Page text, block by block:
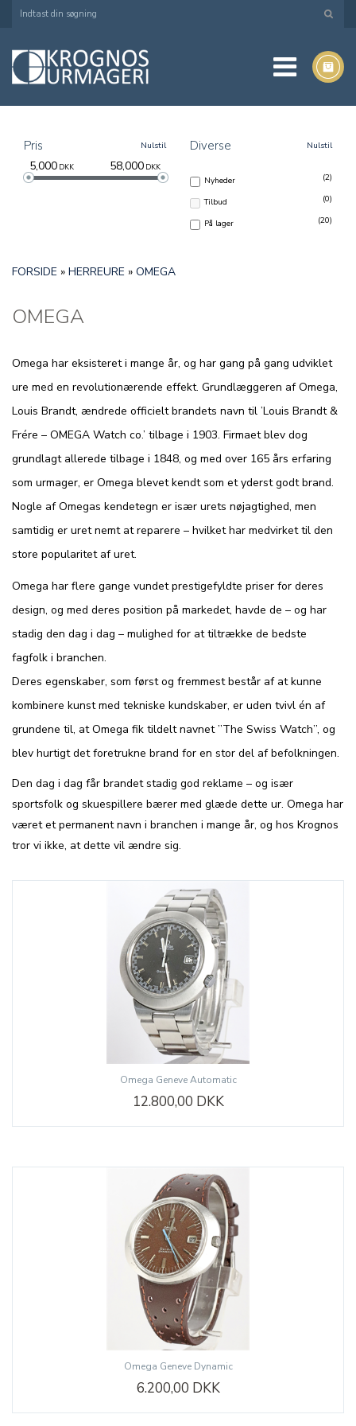
Pris Nulstil
5,000 DKK 58,000 DKK
Diverse Nulstil
Nyheder (2)
Tilbud (0)
På lager (20)
FORSIDE » HERREURE » OMEGA
OMEGA
Omega har eksisteret i mange år, og har gang på gang udviklet
ure med en revolutionærende effekt. Grundlæggeren af Omega,
Louis Brandt, ændrede officielt brandets navn til ’Louis Brandt &
Frére – OMEGA Watch co.’ tilbage i 1903. Firmaet blev dog
grundlagt allerede tilbage i 1848, og med over 165 års erfaring
som urmager, er Omega blevet kendt som et yderst godt brand.
Nogle af Omegas kendetegn er især urets nøjagtighed, men
samtidig er uret nemt at reparere – hvilket har medvirket til den
store popularitet af uret.
Omega har flere gange vundet prestigefyldte priser for deres
design, og med deres position på markedet, havde de – og har
stadig den dag i dag – mulighed for at tiltrække de bedste
fagfolk i branchen.
Deres egenskaber, som først og fremmest består af at kunne
kombinere kunst med tekniske kundskaber, er uden tvivl én af
grundene til, at Omega fik tildelt navnet ’’The Swiss Watch’’, og
blev hurtigt det foretrukne brand for en stor del af befolkningen.
Den dag i dag får brandet stadig god reklame – og især
sportsfolk og skuespillere bærer med glæde dette ur. Omega har
været et permanent navn i branchen i mange år, og hos Krognos
tror vi ikke, at dette vil ændre sig.
Omega Geneve Automatic
12.800,00 DKK
Omega Geneve Dynamic
6.200,00 DKK